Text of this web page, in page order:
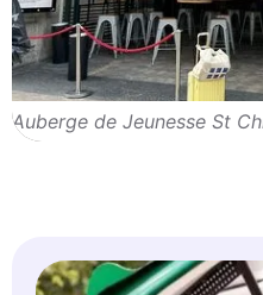
Auberge de Jeunesse St